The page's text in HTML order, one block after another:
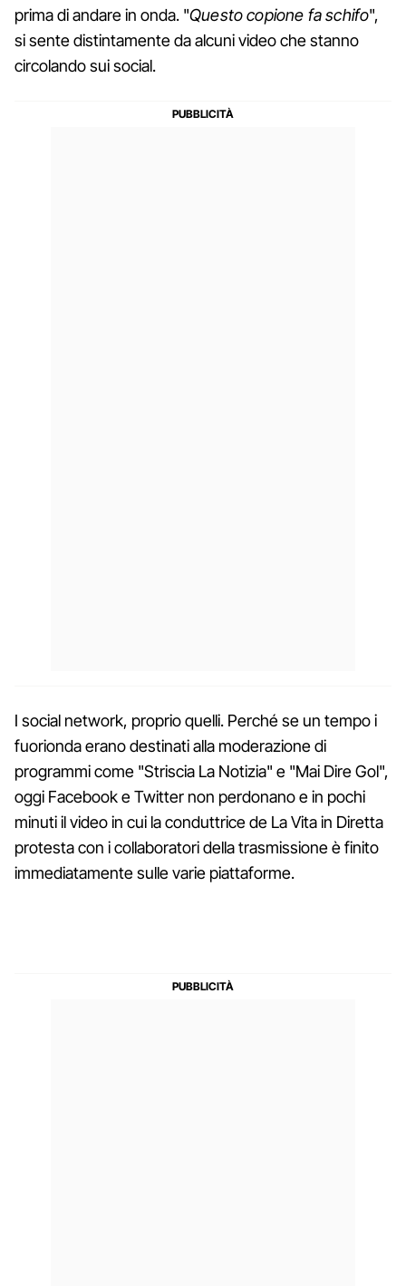
prima di andare in onda. "Questo copione fa schifo",
si sente distintamente da alcuni video che stanno
circolando sui social.
I social network, proprio quelli. Perché se un tempo i
fuorionda erano destinati alla moderazione di
programmi come "Striscia La Notizia" e "Mai Dire Gol",
oggi Facebook e Twitter non perdonano e in pochi
minuti il video in cui la conduttrice de La Vita in Diretta
protesta con i collaboratori della trasmissione è finito
immediatamente sulle varie piattaforme.